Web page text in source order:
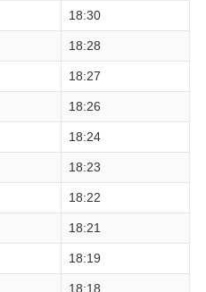
18:30
18:28
18:27
18:26
18:24
18:23
18:22
18:21
18:19
18:18